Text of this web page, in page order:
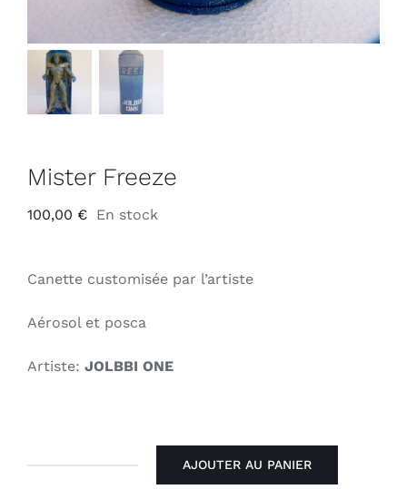
Mister Freeze
100,00 € En stock
Canette customisée par l’artiste
Aérosol et posca
Artiste: JOLBBI ONE
AJOUTER AU PANIER